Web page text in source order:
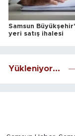
Samsun
yeri satış ihalesi
Yükleniyor...